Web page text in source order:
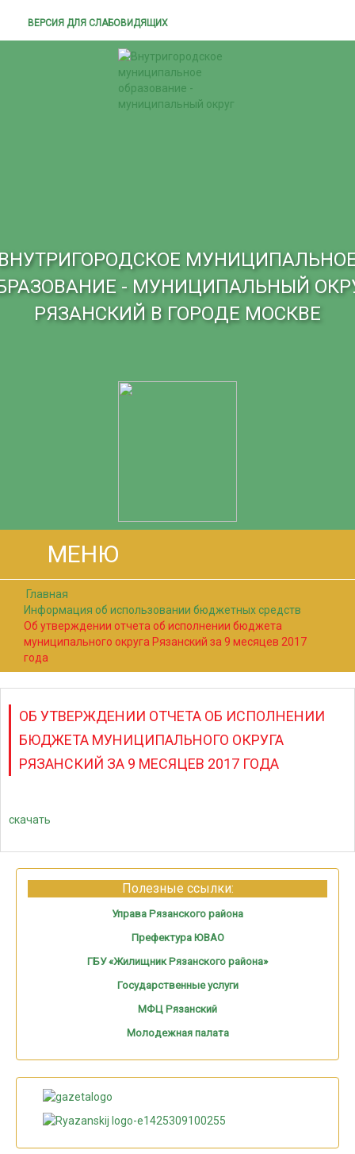
ВЕРСИЯ ДЛЯ СЛАБОВИДЯЩИХ
- МУНИЦИПАЛЬНЫЙ
РЯЗАНСКИЙ В ГОРОДЕ МОСКВЕ
МЕНЮ
Главная
Информация об использовании бюджетных средств
Об утверждении отчета об исполнении бюджета
муниципального округа Рязанский за 9 месяцев 2017
года
ОБ УТВЕРЖДЕНИИ ОТЧЕТА ОБ ИСПОЛНЕНИИ
БЮДЖЕТА МУНИЦИПАЛЬНОГО ОКРУГА
РЯЗАНСКИЙ ЗА 9 МЕСЯЦЕВ 2017 ГОДА
скачать
Полезные ссылки:
Управа Рязанского района
Префектура ЮВАО
ГБУ «Жилищник Рязанского района»
Государственные услуги
МФЦ Рязанский
Молодежная палата